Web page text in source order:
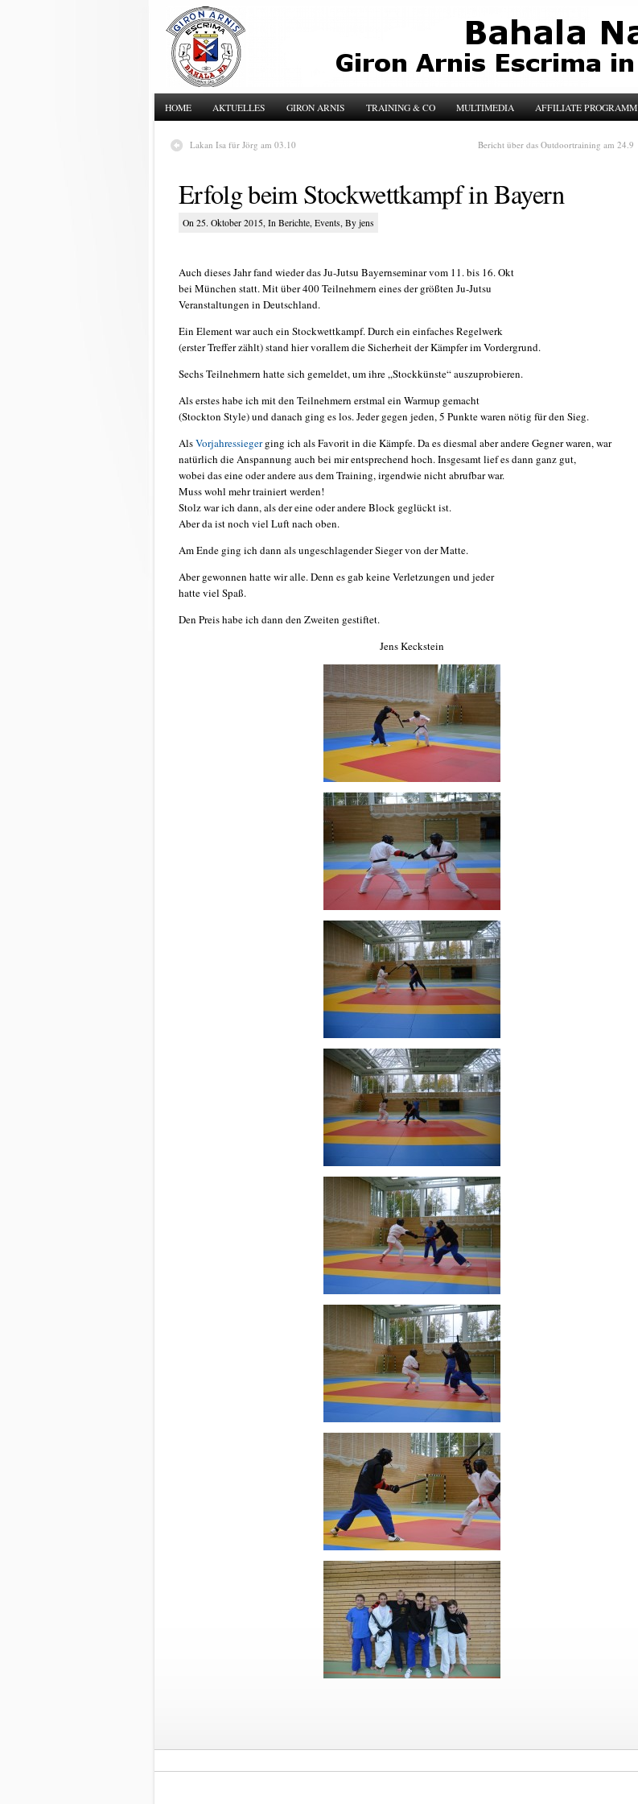
HOME AKTUELLES GIRON ARNIS TRAINING & CO MULTIMEDIA AFFILIATE PROGRAMM
Lakan Isa für Jörg am 03.10 Bericht über das Outdoortraining am 24.9
Erfolg beim Stockwettkampf in Bayern
On 25. Oktober 2015, In Berichte, Events, By jens
Auch dieses Jahr fand wieder das Ju-Jutsu Bayernseminar vom 11. bis 16. Okt
bei München statt. Mit über 400 Teilnehmern eines der größten Ju-Jutsu
Veranstaltungen in Deutschland.
Ein Element war auch ein Stockwettkampf. Durch ein einfaches Regelwerk
(erster Treffer zählt) stand hier vorallem die Sicherheit der Kämpfer im Vordergrund.
Sechs Teilnehmern hatte sich gemeldet, um ihre „Stockkünste“ auszuprobieren.
Als erstes habe ich mit den Teilnehmern erstmal ein Warmup gemacht
(Stockton Style) und danach ging es los. Jeder gegen jeden, 5 Punkte waren nötig für den Sieg.
AlsVorjahressiegerging ich als Favorit in die Kämpfe. Da es diesmal aber andere Gegner waren, war
natürlich die Anspannung auch bei mir entsprechend hoch. Insgesamt lief es dann ganz gut,
wobei das eine oder andere aus dem Training, irgendwie nicht abrufbar war.
Muss wohl mehr trainiert werden!
Stolz war ich dann, als der eine oder andere Block geglückt ist.
Aber da ist noch viel Luft nach oben.
Am Ende ging ich dann als ungeschlagender Sieger von der Matte.
Aber gewonnen hatte wir alle. Denn es gab keine Verletzungen und jeder
hatte viel Spaß.
Den Preis habe ich dann den Zweiten gestiftet.
Jens Keckstein